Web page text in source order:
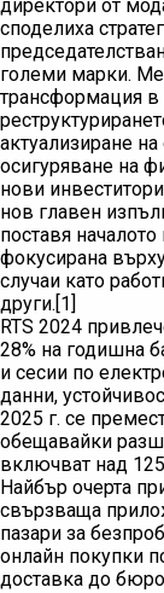
директори от
споделиха
големи марки.
трансформация
актуализиране
осигуряване на
нови
нов главен
поставя
фокусирана
случаи като
други.[1]
RTS 2024
28% на годишна
и сесии по
данни,
2025 г. се
обещавайки
включват над
Найбър очерта
свързваща
пазари за
онлайн покупки
доставка до